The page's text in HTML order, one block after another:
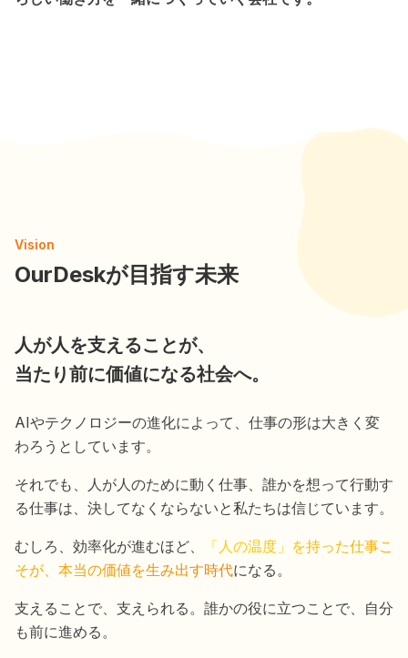
Vision
OurDeskが目指す未来
人が人を支えることが、
当たり前に価値になる社会へ。
AIやテクノロジーの進化によって、仕事の形は大きく変
わろうとしています。
それでも、人が人のために動く仕事、誰かを想って行動す
る仕事は、決してなくならないと私たちは信じています。
むしろ、効率化が進むほど、
「人の温度」を持った仕事こ
そが、本当の価値を生み出す時代になる。
支えることで、支えられる。誰かの役に立つことで、自分
も前に進める。